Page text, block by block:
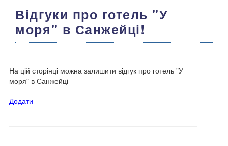
Відгуки про готель "У
моря" в Санжейці!
На цій сторінці можна залишити відгук про готель "У
моря" в Санжейці
Додати